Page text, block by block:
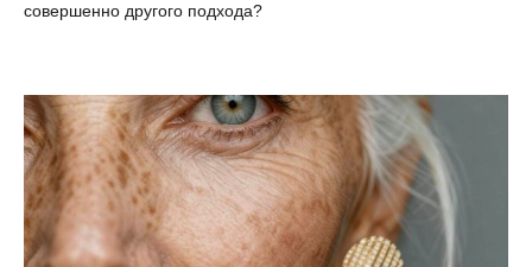
совершенно другого подхода?